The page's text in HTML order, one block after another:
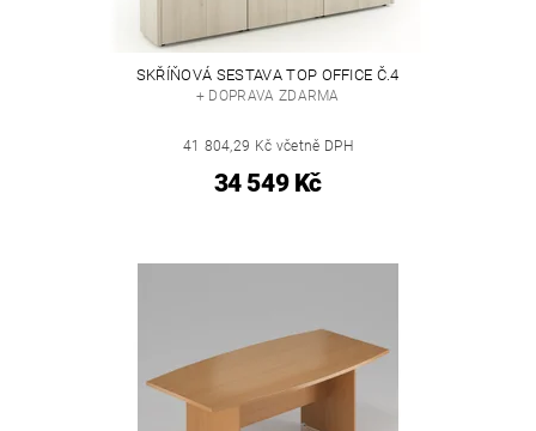
SKŘÍŇOVÁ SESTAVA TOP OFFICE Č.4
+ DOPRAVA ZDARMA
41 804,29 Kč včetně DPH
34 549 Kč